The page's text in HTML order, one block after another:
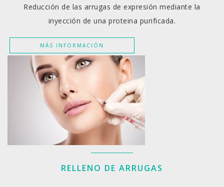
Reducción de las arrugas de expresión mediante la
inyección de una proteina purificada.
MÁS INFORMACIÓN
RELLENO DE ARRUGAS